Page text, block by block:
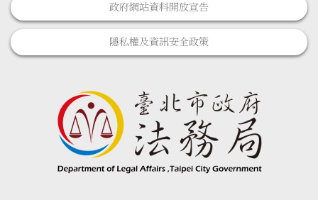
政府網站資料開放宣告
隱私權及資訊安全政策